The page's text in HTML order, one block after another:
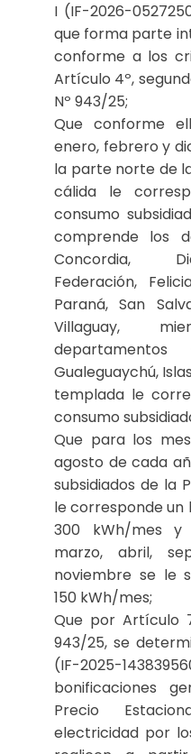
I (IF-2026-
que forma parte
conforme a los
Artículo 4º,
Nº 943/25;
Que conforme
enero, febrero y
la parte norte de
cálida le
consumo
comprende los
Concordia,
Federación,
Paraná, San
Villaguay,
departamentos
Gualeguaychú,
templada le
consumo
Que para los
agosto de cada
subsidiados de la
le corresponde un
300 kWh/mes
marzo, abril,
noviembre se le
150 kWh/mes;
Que por Artículo
943/25, se
(IF-2025-
bonificaciones
Precio
electricidad por